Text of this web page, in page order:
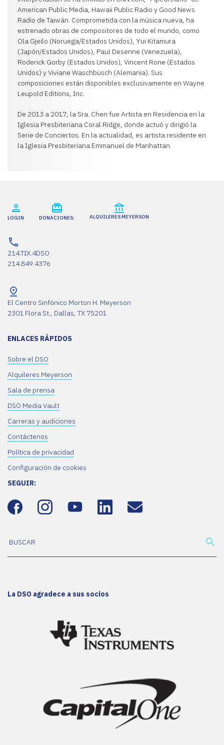
American Public Media, Hawaii Public Radio y Good News
Radio de Taiwán. Comprometida con la música nueva, ha
estrenado obras de compositores de todo el mundo, como
Ola Gjeilo (Noruega/Estados Unidos), Yui Kitamura
(Japón/Estados Unidos), Paul Desenne (Venezuela),
Roderick Gorby (Estados Unidos), Vincent Rone (Estados
Unidos) y Viviane Waschbüsch (Alemania). Sus
composiciones están disponibles exclusivamente en Wayne
Leupold Editions, Inc.
De 2013 a 2017, la Sra. Chen fue Artista en Residencia en la
Iglesia Presbiteriana Coral Ridge, donde actuó y dirigió la
Serie de Conciertos. En la actualidad, es artista residente en
la Iglesia Presbiteriana Emmanuel de Manhattan.
LOGIN DONACIONES: ALQUILERES MEYERSON
214.TIX.4DSO
214.849.4376
El Centro Sinfónico Morton H. Meyerson
2301 Flora St., Dallas, TX 75201
ENLACES RÁPIDOS
Sobre el DSO
Alquileres Meyerson
Sala de prensa
DSO Media Vault
Carreras y audiciones
Contáctenos
Política de privacidad
Configuración de cookies
SEGUIR:
La DSO agradece a sus socios